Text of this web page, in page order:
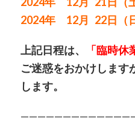
2024年 12月 22日（日
上記日程は、 「臨時休
ご迷惑をおかけします
します。